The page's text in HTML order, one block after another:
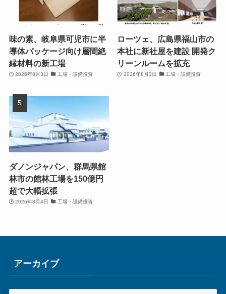
味の素、岐阜県可児市に半
導体パッケージ向け層間絶
縁材料の新工場
2026年8月3日 工場・設備投資
ローツェ、広島県福山市の
本社に新社屋を建設 開発ク
リーンルームを拡充
2026年8月3日 工場・設備投資
ダノンジャパン、群馬県館
林市の館林工場を150億円
超で大幅拡張
2026年8月4日 工場・設備投資
アーカイブ